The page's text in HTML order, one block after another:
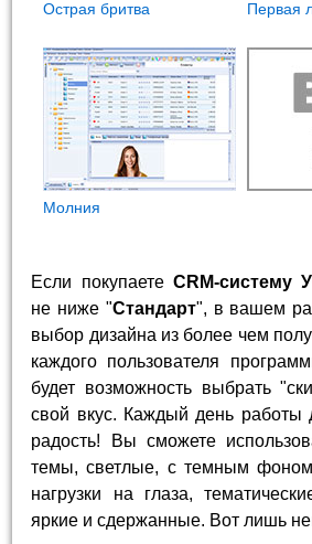
Острая бритва Первая
Молния
Если покупаете CRM-систему
не ниже "Стандарт", в вашем
выбор дизайна из более чем
каждого пользователя
будет возможность выбрать
свой вкус. Каждый день работы
радость! Вы сможете
темы, светлые, с темным
нагрузки на глаза,
яркие и сдержанные. Вот лишь